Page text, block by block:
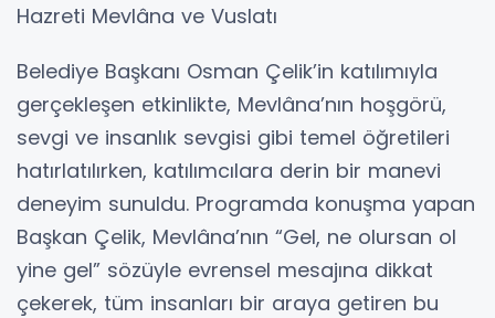
Hazreti Mevlâna ve Vuslatı
Belediye Başkanı Osman Çelik’in katılımıyla
gerçekleşen etkinlikte, Mevlâna’nın hoşgörü,
sevgi ve insanlık sevgisi gibi temel öğretileri
hatırlatılırken, katılımcılara derin bir manevi
deneyim sunuldu. Programda konuşma yapan
Başkan Çelik, Mevlâna’nın “Gel, ne olursan ol
yine gel” sözüyle evrensel mesajına dikkat
çekerek, tüm insanları bir araya getiren bu